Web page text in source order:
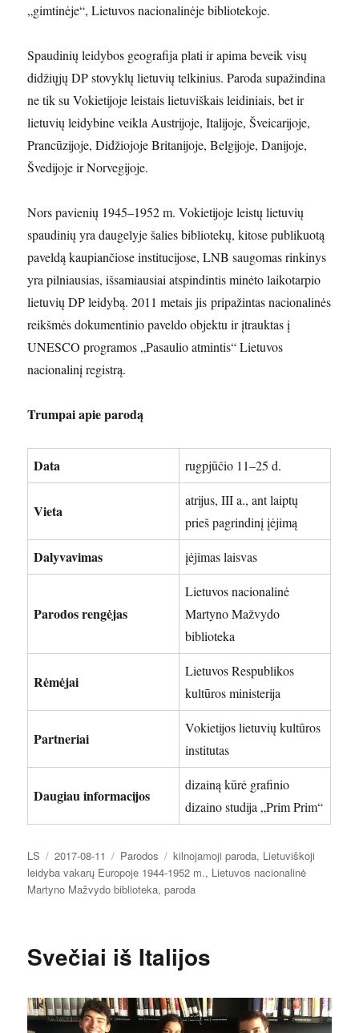
„gimtinėje“, Lietuvos nacionalinėje bibliotekoje.
Spaudinių leidybos geografija plati ir apima beveik visų
didžiųjų DP stovyklų lietuvių telkinius. Paroda supažindina
ne tik su Vokietijoje leistais lietuviškais leidiniais, bet ir
lietuvių leidybine veikla Austrijoje, Italijoje, Šveicarijoje,
Prancūzijoje, Didžiojoje Britanijoje, Belgijoje, Danijoje,
Švedijoje ir Norvegijoje.
Nors pavienių 1945–1952 m. Vokietijoje leistų lietuvių
spaudinių yra daugelyje šalies bibliotekų, kitose publikuotą
paveldą kaupiančiose institucijose, LNB saugomas rinkinys
yra pilniausias, išsamiausiai atspindintis minėto laikotarpio
lietuvių DP leidybą. 2011 metais jis pripažintas nacionalinės
reikšmės dokumentinio paveldo objektu ir įtrauktas į
UNESCO programos „Pasaulio atmintis“ Lietuvos
nacionalinį registrą.
Trumpai apie parodą
Data rugpjūčio 11–25 d.
Vieta
atrijus, III a., ant laiptų
prieš pagrindinį įėjimą
Dalyvavimas įėjimas laisvas
Parodos rengėjas
Lietuvos nacionalinė
Martyno Mažvydo
biblioteka
Rėmėjai
Lietuvos Respublikos
kultūros ministerija
Partneriai
Vokietijos lietuvių kultūros
institutas
Daugiau informacijos
dizainą kūrė grafinio
dizaino studija „Prim Prim“
Autorius
LS Paskelbta
2017-08-11 Kategorijos
Parodos Žymos
kilnojamoji paroda, Lietuviškoji
leidyba vakarų Europoje 1944-1952 m., Lietuvos nacionalinė
Martyno Mažvydo biblioteka,paroda
Svečiai iš Italijos